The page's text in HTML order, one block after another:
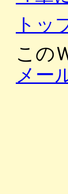
トッ
この
メー